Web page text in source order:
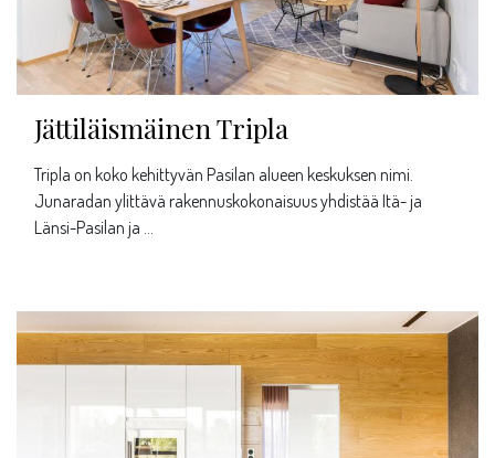
Jättiläismäinen Tripla
Tripla on koko kehittyvän Pasilan alueen keskuksen nimi.
Junaradan ylittävä rakennuskokonaisuus yhdistää Itä- ja
Länsi-Pasilan ja …